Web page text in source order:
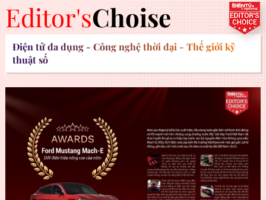
Editor'sChoise
Điện tử đa dụng - Công nghệ thời đại - Thế giới kỹ
thuật số